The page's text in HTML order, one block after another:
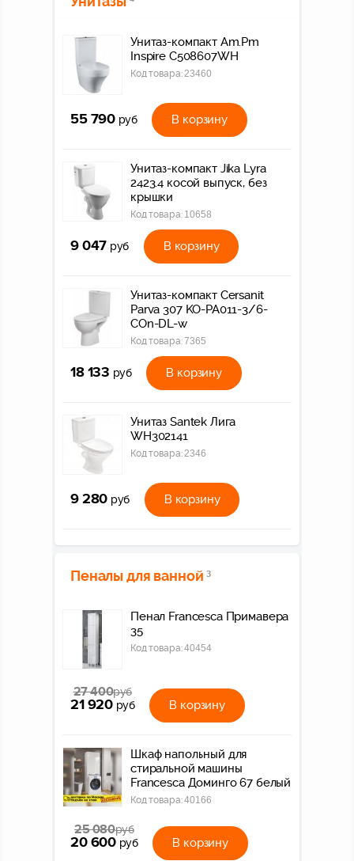
Унитаз-компакт Am.Pm
Inspire C508607WH
Код товара: 23460
55 790 руб В корзину
Унитаз-компакт Jika Lyra
2423.4 косой выпуск, без
крышки
Код товара: 10658
9 047 руб В корзину
Унитаз-компакт Cersanit
Parva 307 KO-PA011-3/6-
COn-DL-w
Код товара:7365
18 133 руб В корзину
Унитаз Santek Лига
WH302141
Код товара: 2346
9 280 руб В корзину
Пеналы для ванной 3
Пенал Francesca Примавера
35
Код товара:40454
27 400руб
21 920 руб В корзину
Шкаф напольный для
стиральной машины
Francesca Доминго 67 белый
Код товара:40166
25 080руб
20 600 руб В корзину